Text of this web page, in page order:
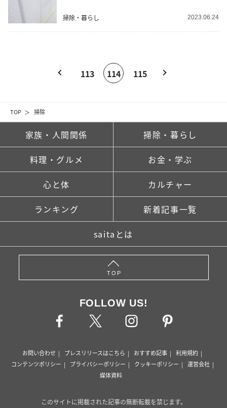
TOP 掃除
掃除・暮らし 2023.06.24
113 114 115
家族・人間関係 掃除・暮らし
料理・グルメ お金・学ぶ
心と体 カルチャー
ランキング 新着記事一覧
saitaとは
TOP
FOLLOW US!
お問い合わせ プレスリリースはこちら おすすめ記事
利用規約
コンテンツポリシー
プライバシーポリシー クッキーポリシー
運営会社
媒体資料
このサイトに掲載された記事の無断転載を禁じます。